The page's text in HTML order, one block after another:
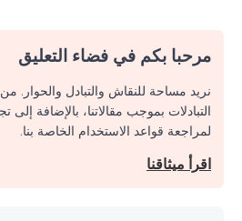
مرحبا بكم في فضاء التعليق
نريد مساحة للنقاش والتبادل والحوار.
التبادلات بموجب مقالاتنا، بالإضافة
لمراجعة قواعد الاستخدام الخاصة بنا.
اقرأ ميثاقنا